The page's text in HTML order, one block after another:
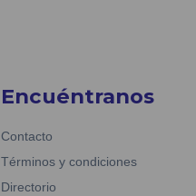
Encuéntranos
Contacto
Términos y condiciones
Directorio